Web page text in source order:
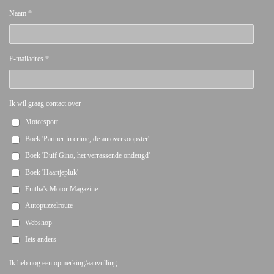
Naam *
E-mailadres *
Ik wil graag contact over
Motorsport
Boek 'Partner in crime, de autoverkoopster'
Boek 'Duif Gino, het verrassende ondeugd'
Boek 'Haartjepluk'
Enitha's Motor Magazine
Autopuzzelroute
Webshop
Iets anders
Ik heb nog een opmerking/aanvulling: